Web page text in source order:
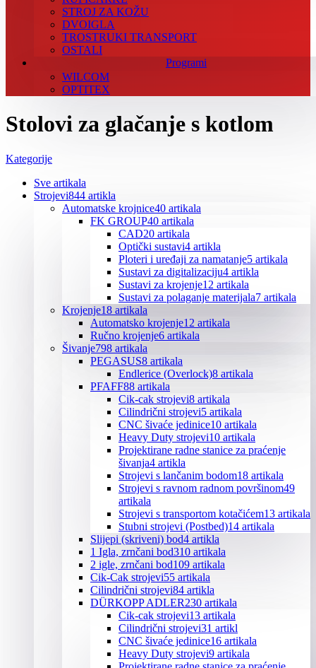
STROJ ZA KOŽU
DVOIGLA
TROSTRUKI TRANSPORT
OSTALI
Programi
WILCOM
OPTITEX
Stolovi za glačanje s kotlom
Kategorije
Sve artikala
Strojevi844 artikla
Automatske krojnice40 artikala
FK GROUP40 artikala
CAD20 artikala
Optički sustavi4 artikla
Ploteri i uređaji za namatanje5 artikala
Sustavi za digitalizaciju4 artikla
Sustavi za krojenje12 artikala
Sustavi za polaganje materijala7 artikala
Krojenje18 artikala
Automatsko krojenje12 artikala
Ručno krojenje6 artikala
Šivanje798 artikala
PEGASUS8 artikala
Endlerice (Overlock)8 artikala
PFAFF88 artikala
Cik-cak strojevi8 artikala
Cilindrični strojevi5 artikala
CNC šivaće jedinice10 artikala
Heavy Duty strojevi10 artikala
Projektirane radne stanice za praćenje
šivanja4 artikla
Strojevi s lančanim bodom18 artikala
Strojevi s ravnom radnom površinom49
artikala
Strojevi s transportom kotačićem13 artikala
Stubni strojevi (Postbed)14 artikala
Slijepi (skriveni) bod4 artikla
1 Igla, zrnčani bod310 artikala
2 igle, zrnčani bod109 artikala
Cik-Cak strojevi55 artikala
Cilindrični strojevi84 artikla
DÜRKOPP ADLER230 artikala
Cik-cak strojevi13 artikala
Cilindrični strojevi31 artikl
CNC šivaće jedinice16 artikala
Heavy Duty strojevi9 artikala